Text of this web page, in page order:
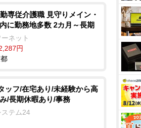
専従介護職 見守りメイン・
に勤務地多数 2カ月～長期
ネット
円
ッフ/在宅あり/未経験から高
/長期休暇あり/事務
テム24